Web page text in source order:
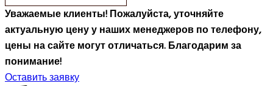
Уважаемые клиенты! Пожалуйста, уточняйте
актуальную цену у наших менеджеров по телефону,
цены на сайте могут отличаться. Благодарим за
понимание!
Оставить заявку